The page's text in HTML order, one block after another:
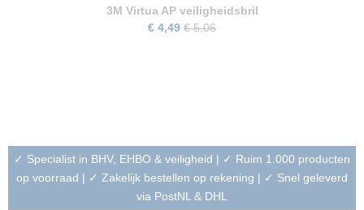
3M Virtua AP veiligheidsbril
€ 4,49 € 5,06
✓ Specialist in BHV, EHBO & veiligheid | ✓ Ruim 1.000 producten
op voorraad | ✓ Zakelijk bestellen op rekening | ✓ Snel geleverd
via PostNL & DHL